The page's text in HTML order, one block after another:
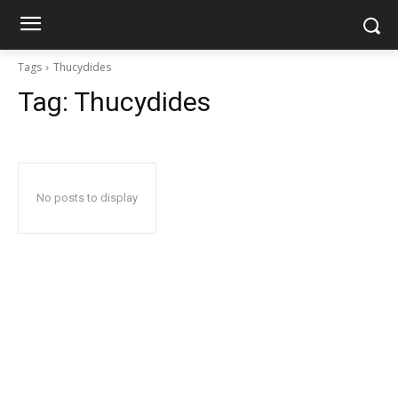
Tags Thucydides
Tag: Thucydides
No posts to display